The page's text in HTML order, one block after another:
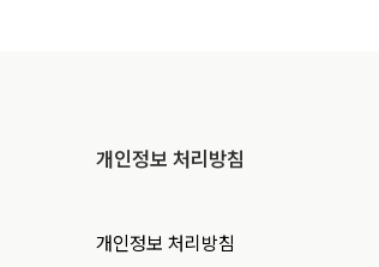
개인정보 처리방침
개인정보 처리방침